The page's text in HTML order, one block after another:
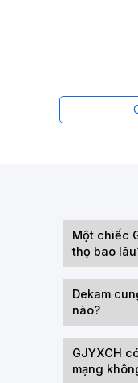
Một chiếc
thọ bao
Dekam
nào?
GJYXCH
mạng